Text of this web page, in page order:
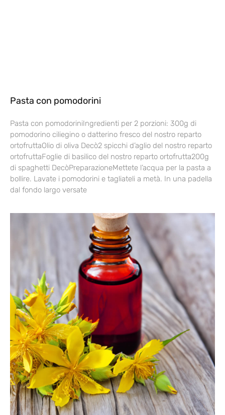
Pasta con pomodorini
Pasta con pomodoriniIngredienti per 2 porzioni: 300g di
pomodorino ciliegino o datterino fresco del nostro reparto
ortofruttaOlio di oliva Decò2 spicchi d’aglio del nostro reparto
ortofruttaFoglie di basilico del nostro reparto ortofrutta200g
di spaghetti DecòPreparazioneMettete l’acqua per la pasta a
bollire. Lavate i pomodorini e tagliateli a metà. In una padella
dal fondo largo versate